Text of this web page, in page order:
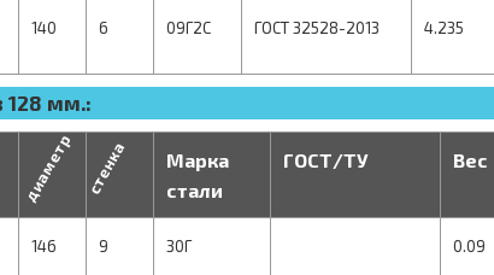
140 6 09Г2С ГОСТ 32528-2013 4.235
128 мм.:
диаметр стенка
Марка
стали
ГОСТ/ТУ Вес
146 9 30Г 0.09